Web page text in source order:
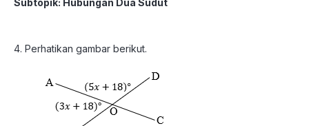
Subtopik: Hubungan Dua Sudut
4. Perhatikan gambar berikut.